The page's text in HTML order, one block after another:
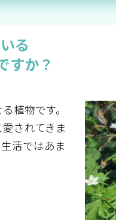
る
すか？
植物です。
されてきま
活ではあま